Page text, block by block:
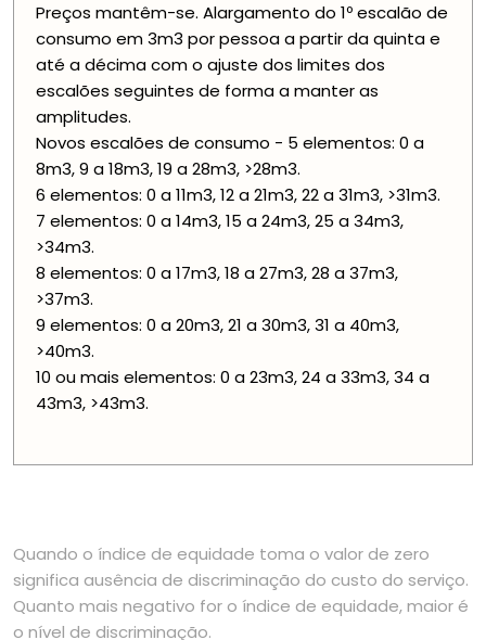
Preços mantêm-se. Alargamento do 1º escalão de
consumo em 3m3 por pessoa a partir da quinta e
até a décima com o ajuste dos limites dos
escalões seguintes de forma a manter as
amplitudes.
Novos escalões de consumo - 5 elementos: 0 a
8m3, 9 a 18m3, 19 a 28m3, >28m3.
6 elementos: 0 a 11m3, 12 a 21m3, 22 a 31m3, >31m3.
7 elementos: 0 a 14m3, 15 a 24m3, 25 a 34m3,
>34m3.
8 elementos: 0 a 17m3, 18 a 27m3, 28 a 37m3,
>37m3.
9 elementos: 0 a 20m3, 21 a 30m3, 31 a 40m3,
>40m3.
10 ou mais elementos: 0 a 23m3, 24 a 33m3, 34 a
43m3, >43m3.
Quando o índice de equidade toma o valor de zero
significa ausência de discriminação do custo do serviço.
Quanto mais negativo for o índice de equidade, maior é
o nível de discriminação.